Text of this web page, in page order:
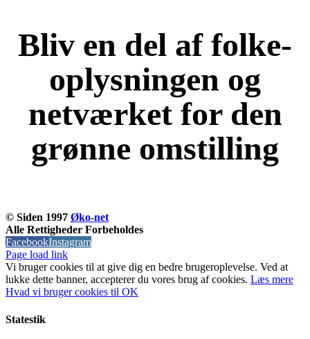
Bliv en del af folke-
oplysningen og
netværket for den
grønne omstilling
© Siden 1997 Øko-net
Alle Rettigheder Forbeholdes
FacebookInstagram
Page load link
Vi bruger cookies til at give dig en bedre brugeroplevelse. Ved at
lukke dette banner, accepterer du vores brug af ​​cookies. Læs mere
Hvad vi bruger cookies til OK
Statestik